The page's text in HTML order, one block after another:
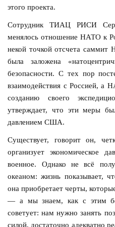
этого проекта.
Сотрудник ТИАЦ РИСИ
менялось отношение НАТО к
некой точкой отсчета саммит
была заложена
безопасности. С тех пор
взаимодействия с Россией, а
созданию своего
утверждает, что эти меры
давлением США.
Существует, говорит он,
организует экономическое
военное. Однако не всё
океаном: жизнь показывает,
она приобретает черты,
— а мы знаем, как с этим
советует: нам нужно занять
силой, достаточно адекватно